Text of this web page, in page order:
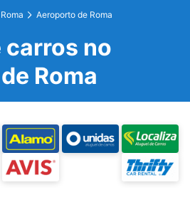
Roma Aeroporto de Roma
carros no
Roma